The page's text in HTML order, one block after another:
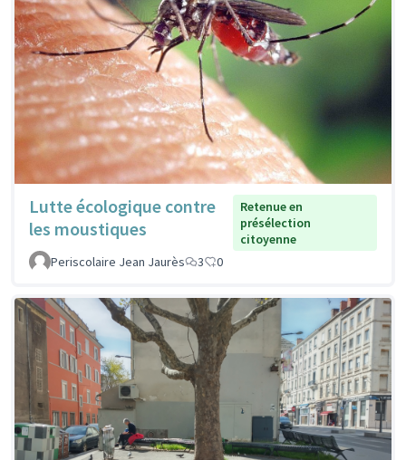
Lutte écologique contre
les moustiques
Retenue en
présélection
citoyenne
Periscolaire Jean Jaurès
3 0